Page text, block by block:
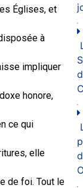
Églises, et
à
impliquer
honore,
ce qui
elle
de foi. Tout le